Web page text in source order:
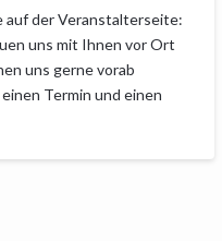
auf der Veranstalterseite:
uns mit Ihnen vor Ort
uns gerne vorab
Termin und einen